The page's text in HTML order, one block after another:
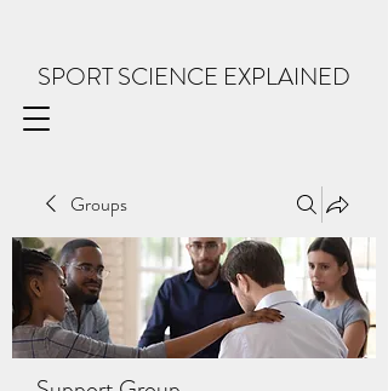
SPORT SCIENCE EXPLAINED
Groups